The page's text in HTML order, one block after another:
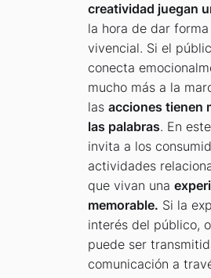
creatividad juegan
la hora de dar
vivencial. Si el
conecta
mucho más a la
las acciones tienen
las palabras. En
invita a los
actividades
que vivan una
memorable. Si la
interés del público,
puede ser
comunicación a